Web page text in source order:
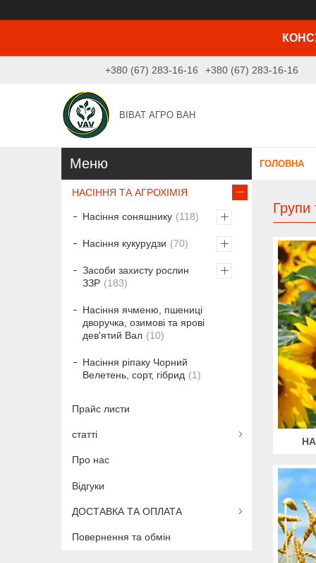
+380 (67) 283-16-16 +380 (67) 283-16-16
ВІВАТ АГРО ВАН
ГОЛОВНА
Групи
НАСІННЯ ТА АГРОХІМІЯ
Насіння соняшнику 118
Насіння кукурудзи 70
Засоби захисту рослин
ЗЗР
183
Насіння ячменю, пшениці
дворучка, озимові та ярові
дев'ятий Вал
10
Насіння ріпаку Чорний
Велетень, сорт, гібрид
1
Прайс листи
статті
Про нас
Відгуки
ДОСТАВКА ТА ОПЛАТА
Повернення та обмін